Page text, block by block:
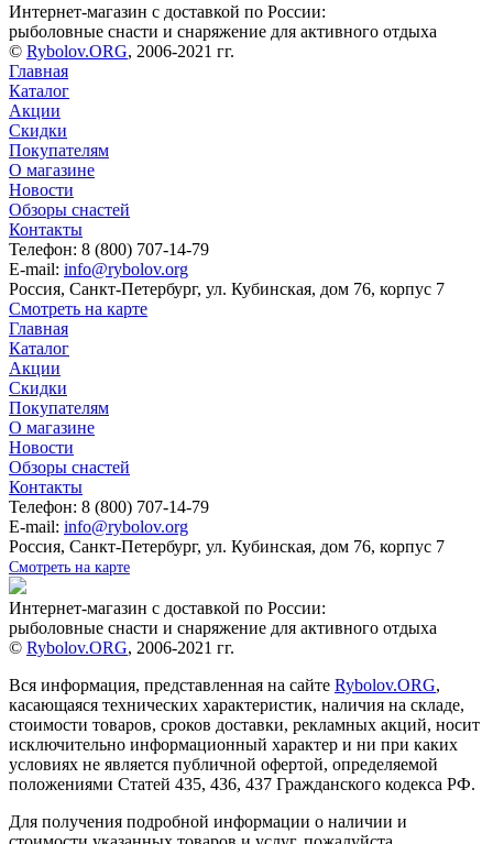
Интернет-магазин с доставкой по России:
рыболовные снасти и снаряжение для активного отдыха
© Rybolov.ORG, 2006-2021 гг.
Главная
Каталог
Акции
Скидки
Покупателям
О магазине
Новости
Обзоры снастей
Контакты
Телефон: 8 (800) 707-14-79
E-mail: info@rybolov.org
Россия, Санкт-Петербург, ул. Кубинская, дом 76, корпус 7
Смотреть на карте
Главная
Каталог
Акции
Скидки
Покупателям
О магазине
Новости
Обзоры снастей
Контакты
Телефон: 8 (800) 707-14-79
E-mail: info@rybolov.org
Россия, Санкт-Петербург, ул. Кубинская, дом 76, корпус 7
Смотреть на карте
Интернет-магазин с доставкой по России:
рыболовные снасти и снаряжение для активного отдыха
© Rybolov.ORG, 2006-2021 гг.
Вся информация, представленная на сайте Rybolov.ORG,
касающаяся технических характеристик, наличия на складе,
стоимости товаров, сроков доставки, рекламных акций, носит
исключительно информационный характер и ни при каких
условиях не является публичной офертой, определяемой
положениями Статей 435, 436, 437 Гражданского кодекса РФ.
Для получения подробной информации о наличии и